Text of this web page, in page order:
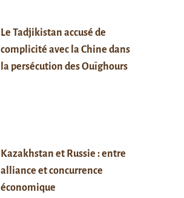
Le Tadjikistan accusé de
complicité avec la Chine dans
la persécution des Ouïghours
Kazakhstan et Russie : entre
alliance et concurrence
économique